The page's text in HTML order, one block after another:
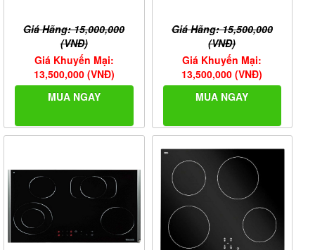
Giá Hãng: 15,000,000
(VNĐ)
Giá Khuyến Mại:
13,500,000 (VNĐ)
MUA NGAY
Giá Hãng: 15,500,000
(VNĐ)
Giá Khuyến Mại:
13,500,000 (VNĐ)
MUA NGAY